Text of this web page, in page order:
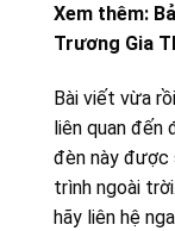
Xem thêm:
Trương Gia
Bài viết vừa
liên quan đến
đèn này được
trình ngoài
hãy liên hệ